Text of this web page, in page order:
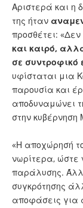
Αριστερά και η
της ήταν
προσθέτει:
και καιρό,
σε συντροφικό
υφίσταται μια
παρουσία και
αποδυναμώνει
στην κυβέρνηση
«Η αποχώρησή
νωρίτερα,
παράλυσης.
συγκρότησης
αποφάσεις για